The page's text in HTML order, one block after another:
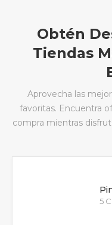
Obtén
Tiendas
Aprovecha las
favoritas. Encuentra
compra mientras
5